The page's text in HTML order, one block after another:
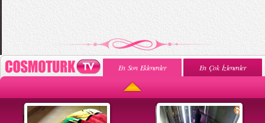
En Son Eklenenler En Çok İzlenenler